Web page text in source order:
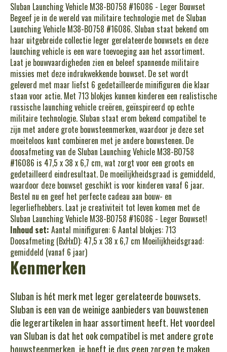
Sluban Launching Vehicle M38-B0758 #16086 - Leger Bouwset
Begeef je in de wereld van militaire technologie met de Sluban
Launching Vehicle M38-B0758 #16086. Sluban staat bekend om
haar uitgebreide collectie leger gerelateerde bouwsets en deze
launching vehicle is een ware toevoeging aan het assortiment.
Laat je bouwvaardigheden zien en beleef spannende militaire
missies met deze indrukwekkende bouwset. De set wordt
geleverd met maar liefst 6 gedetailleerde minifiguren die klaar
staan voor actie. Met 713 blokjes kunnen kinderen een realistische
russische launching vehicle creëren, geïnspireerd op echte
militaire technologie. Sluban staat erom bekend compatibel te
zijn met andere grote bouwsteenmerken, waardoor je deze set
moeiteloos kunt combineren met je andere bouwstenen. De
doosafmeting van de Sluban Launching Vehicle M38-B0758
#16086 is 47,5 x 38 x 6,7 cm, wat zorgt voor een groots en
gedetailleerd eindresultaat. De moeilijkheidsgraad is gemiddeld,
waardoor deze bouwset geschikt is voor kinderen vanaf 6 jaar.
Bestel nu en geef het perfecte cadeau aan bouw- en
legerliefhebbers. Laat je creativiteit tot leven komen met de
Sluban Launching Vehicle M38-B0758 #16086 - Leger Bouwset!
Inhoud set: Aantal minifiguren: 6 Aantal blokjes: 713
Doosafmeting (BxHxD): 47,5 x 38 x 6,7 cm Moeilijkheidsgraad:
gemiddeld (vanaf 6 jaar)
Kenmerken
Sluban is hét merk met leger gerelateerde bouwsets.
Sluban is een van de weinige aanbieders van bouwstenen
die legerartikelen in haar assortiment heeft. Het voordeel
van Sluban is dat het ook compatibel is met andere grote
bouwsteenmerken, je hoeft je dus geen zorgen te maken